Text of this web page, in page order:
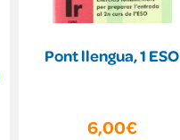
Pont llengua, 1 ESO
6,00€